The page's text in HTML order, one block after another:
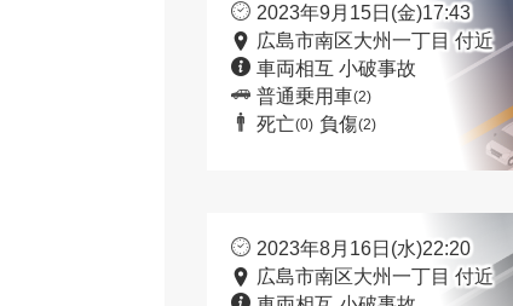
2023年9月15日(金)17:43
広島市南区大州一丁目 付近
車両相互 小破事故
普通乗用車(2)
死亡(0) 負傷(2)
2023年8月16日(水)22:20
広島市南区大州一丁目 付近